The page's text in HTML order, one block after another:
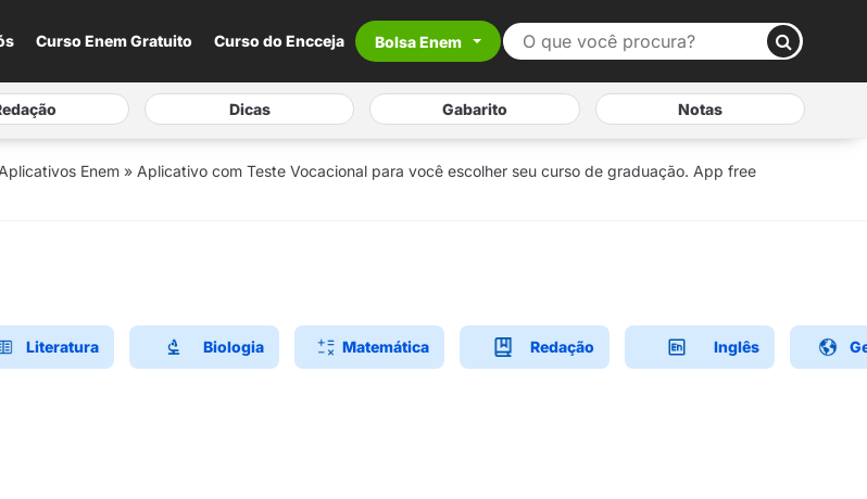
Curso Enem Gratuito Curso do Encceja Bolsa Enem
Dicas Gabarito Notas
Aplicativos Enem » Aplicativo com Teste Vocacional para você escolher seu curso de graduação. App free
Literatura Biologia Matemática Redação Inglês